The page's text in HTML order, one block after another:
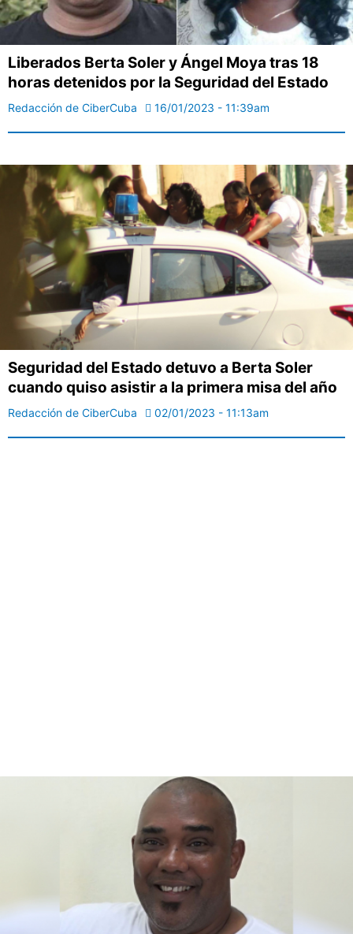
Liberados Berta Soler y Ángel Moya tras 18
horas detenidos por la Seguridad del Estado
Redacción de CiberCuba 16/01/2023 - 11:39am
Seguridad del Estado detuvo a Berta Soler
cuando quiso asistir a la primera misa del año
Redacción de CiberCuba 02/01/2023 - 11:13am